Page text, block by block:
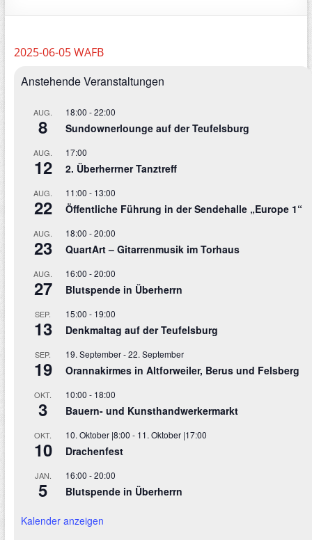
2025-06-05 WAFB
Anstehende Veranstaltungen
AUG.
8
18:00 -22:00
Sundownerlounge auf der Teufelsburg
AUG.
12
17:00
2. Überherrner Tanztreff
AUG.
22
11:00 - 13:00
Öffentliche Führung in der Sendehalle „Europe 1“
AUG.
23
18:00 -20:00
QuartArt – Gitarrenmusik im Torhaus
AUG.
27
16:00 -20:00
Blutspende in Überherrn
SEP.
13
15:00 - 19:00
Denkmaltag auf der Teufelsburg
SEP.
19
19. September-22. September
Orannakirmes in Altforweiler, Berus und Felsberg
OKT.
3
10:00 - 18:00
Bauern- und Kunsthandwerkermarkt
OKT.
10
10. Oktober |8:00 - 11. Oktober |17:00
Drachenfest
JAN.
5
16:00 -20:00
Blutspende in Überherrn
Kalender anzeigen